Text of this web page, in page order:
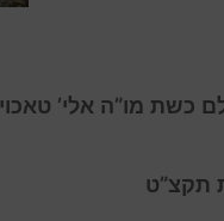
כשת מו”ה אלי’ טאכוי
תקצ”ט